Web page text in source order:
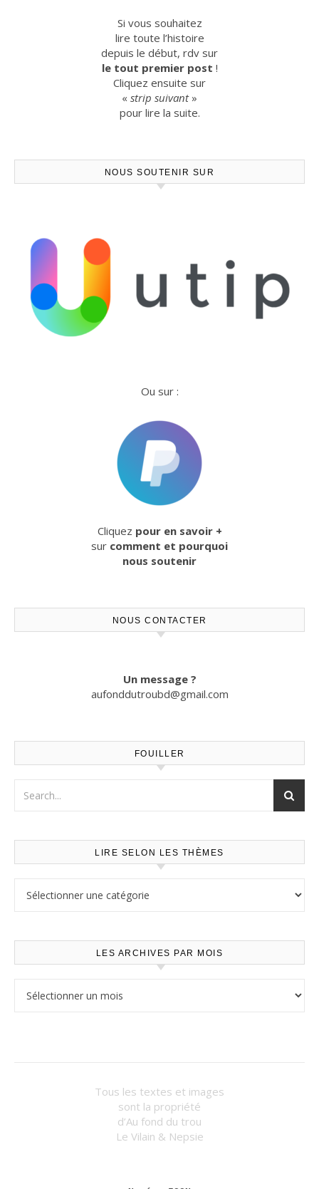
Si vous souhaitez
lire toute l’histoire
depuis le début, rdv sur
le tout premier post !
Cliquez ensuite sur
« strip suivant»
pour lire la suite.
NOUS SOUTENIR SUR
Ou sur :
Cliquez pour en savoir +
sur comment et pourquoi
nous soutenir
NOUS CONTACTER
Un message ?
aufonddutroubd@gmail.com
FOUILLER
LIRE SELON LES THÈMES
LES ARCHIVES PAR MOIS
Tous les textes et images
sont la propriété
d’Au fond du trou
Le Vilain & Nepsie